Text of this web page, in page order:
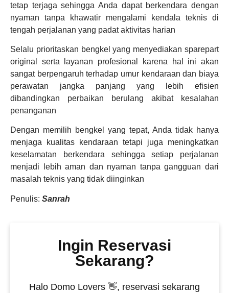
tetap terjaga sehingga Anda dapat berkendara dengan
nyaman tanpa khawatir mengalami kendala teknis di
tengah perjalanan yang padat aktivitas harian
Selalu prioritaskan bengkel yang menyediakan sparepart
original serta layanan profesional karena hal ini akan
sangat berpengaruh terhadap umur kendaraan dan biaya
perawatan jangka panjang yang lebih efisien
dibandingkan perbaikan berulang akibat kesalahan
penanganan
Dengan memilih bengkel yang tepat, Anda tidak hanya
menjaga kualitas kendaraan tetapi juga meningkatkan
keselamatan berkendara sehingga setiap perjalanan
menjadi lebih aman dan nyaman tanpa gangguan dari
masalah teknis yang tidak diinginkan
Penulis: Sanrah
Ingin Reservasi
Sekarang?
Halo Domo Lovers 👋, reservasi sekarang